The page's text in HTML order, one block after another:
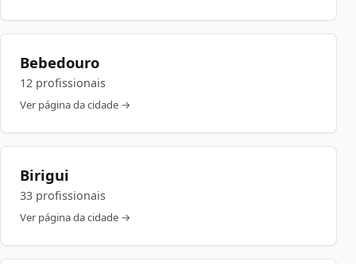
Bebedouro
12 profissionais
Ver página da cidade →
Birigui
33 profissionais
Ver página da cidade →